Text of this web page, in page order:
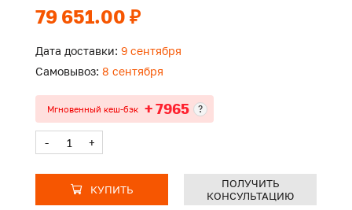
79 651.00 ₽
Дата доставки: 9 сентября
Самовывоз: 8 сентября
Мгновенный кеш-бэк + 7965 ?
- +
КУПИТЬ
ПОЛУЧИТЬ
КОНСУЛЬТАЦИЮ